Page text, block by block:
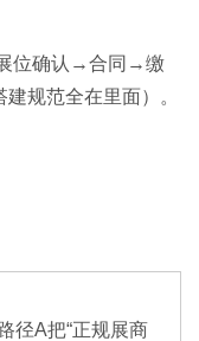
位确认→合同→缴
规范全在里面）。
径A把“正规展商